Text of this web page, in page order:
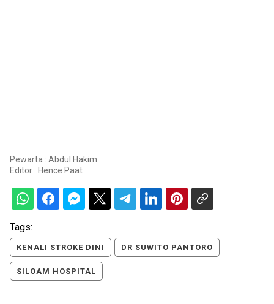
Pewarta : Abdul Hakim
Editor : Hence Paat
Tags:
KENALI STROKE DINI DR SUWITO PANTORO
SILOAM HOSPITAL